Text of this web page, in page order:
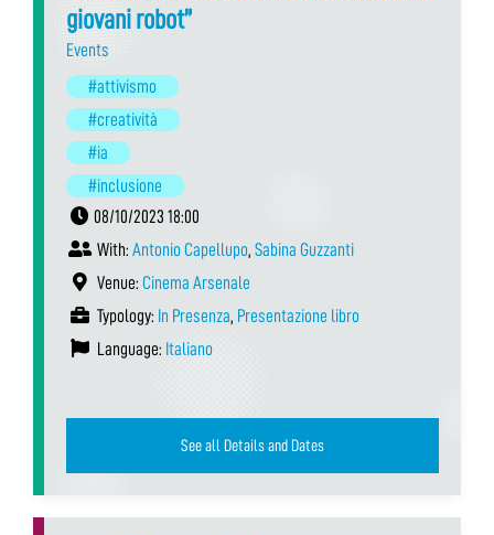
giovani robot”
Events
#attivismo
#creatività
#ia
#inclusione
08/10/2023 18:00
With: Antonio Capellupo, Sabina Guzzanti
Venue: Cinema Arsenale
Typology: In Presenza, Presentazione libro
Language: Italiano
See all Details and Dates